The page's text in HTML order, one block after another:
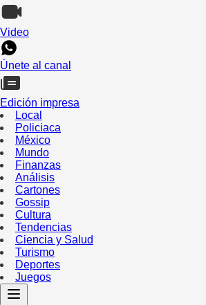
Video
Únete al canal
Edición impresa
Local
Policiaca
México
Mundo
Finanzas
Análisis
Cartones
Gossip
Cultura
Tendencias
Ciencia y Salud
Turismo
Deportes
Juegos